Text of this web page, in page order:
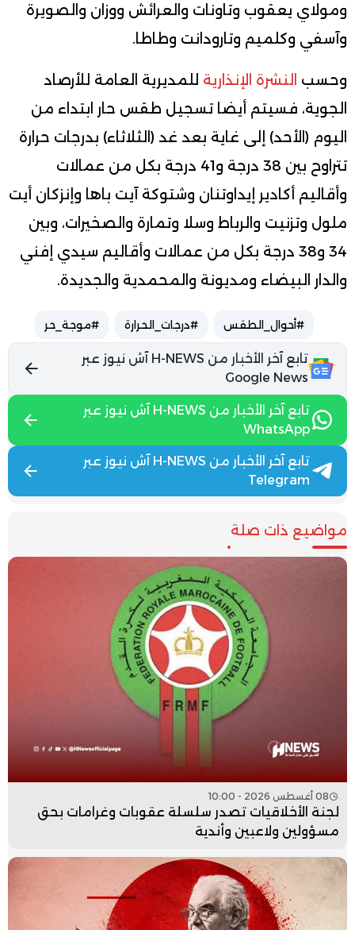
ومولاي يعقوب وتاونات والعرائش ووزان والصويرة
وآسفي وكلميم وتارودانت وطاطا.
وحسب النشرة الإنذارية للمديرية العامة للأرصاد
الجوية، فسيتم أيضا تسجيل طقس حار ابتداء من
اليوم (الأحد) إلى غاية بعد غد (الثلاثاء) بدرجات حرارة
تتراوح بين 38 درجة و41 درجة بكل من عمالات
وأقاليم أكادير إيداوتنان وشتوكة آيت باها وإنزكان أيت
ملول وتزنيت والرباط وسلا وتمارة والصخيرات، وبين
34 و38 درجة بكل من عمالات وأقاليم سيدي إفني
والدار البيضاء ومديونة والمحمدية والجديدة.
#أحوال_الطقس #درجات_الحرارة #موجة_حر
تابع آخر الأخبار من H-NEWS آش نيوز عبر
Google News
تابع آخر الأخبار من H-NEWS آش نيوز عبر
WhatsApp
تابع آخر الأخبار من H-NEWS آش نيوز عبر
Telegram
مواضيع ذات صلة
08 أغسطس 2026 - 10:00
لجنة الأخلاقيات تصدر سلسلة عقوبات وغرامات بحق
مسؤولين ولاعبين وأندية